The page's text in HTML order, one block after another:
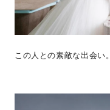
この人との素敵な出会い。